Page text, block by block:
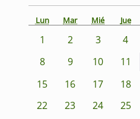
Lun Mar Mié Jue
1 2 3 4
8
9 10 11
15
16 17 18
22
23 24 25